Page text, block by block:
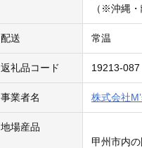
（※沖縄
配送 常温
返礼品コード 19213-087
事業者名 株式会社
地場産品
甲州市内